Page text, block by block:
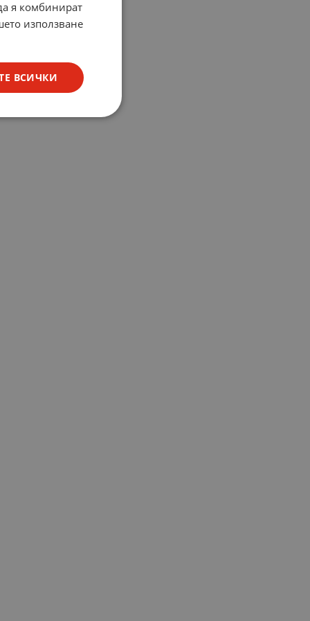
я комбинират
използване
ВСИЧКИ